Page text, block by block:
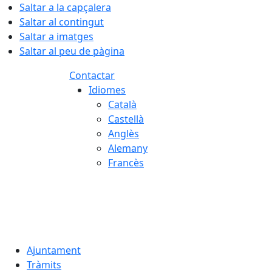
Saltar a la capçalera
Saltar al contingut
Saltar a imatges
Saltar al peu de pàgina
Contactar
Idiomes
Català
Castellà
Anglès
Alemany
Francès
Ajuntament
Tràmits